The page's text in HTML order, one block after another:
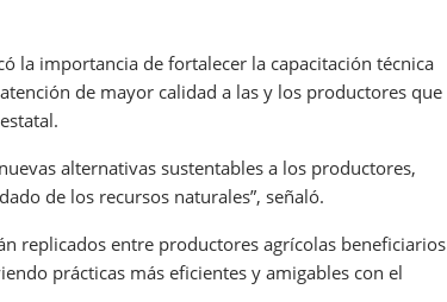
la importancia de fortalecer la capacitación técnica
de mayor calidad a las y los productores que
alternativas sustentables a los productores,
de los recursos naturales”, señaló.
replicados entre productores agrícolas beneficiarios
prácticas más eficientes y amigables con el